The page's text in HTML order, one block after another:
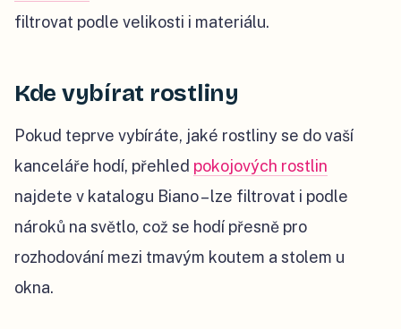
filtrovat podle velikosti i materiálu.
Kde vybírat rostliny
Pokud teprve vybíráte, jaké rostliny se do vaší
kanceláře hodí, přehled pokojových rostlin
najdete v katalogu Biano – lze filtrovat i podle
nároků na světlo, což se hodí přesně pro
rozhodování mezi tmavým koutem a stolem u
okna.